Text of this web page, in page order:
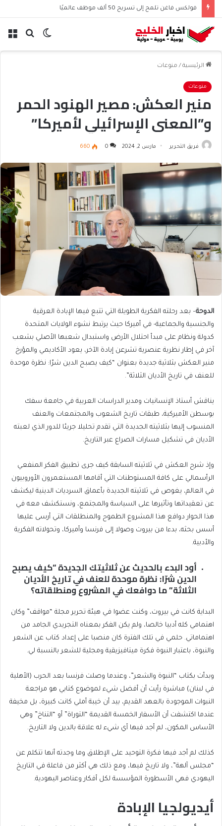
فولكس فاغن تلمح إلى تسريح 50 ألف موظف عالميًا
بحث الوضع
الرئيسية / منوعات
منوعات
منير العكش: مصير الهنود الحمر
و”المعنى الإسرائيلي لأميركا”
فريق التحرير مارس 2, 2024 0
660
الدوحة– بعد رحلته الفكرية الطويلة التي تتبع فيها الإبادة العرقية
والجنسية والجماعية- في أميركا حيث يرتبط نشوء الولايات المتحدة
كدولة ونظام على مبدأ احتلال الأرض واستبدال شعبها الأصلي بشعب
آخر في إطار نظرية عنصرية تشرعن إبادة الآخر، يعود الأكاديمي والمؤرخ
منير العكش بثلاثية جديدة بعنوان “كيف يصبح الدين شرّا: نظرة موحدة
للعنف في تاريخ الأديان الثلاثة”.
يناقش أستاذ الإنسانيات ومدير الدراسات العربية في جامعة سفك
بوسطن الأميركية، طبقات تاريخ الشعوب والمجتمعات والعنف
المنسوب إليها بثلاثيته الجديدة التي تقدم تحليلا جريئا للدور الذي لعبته
الأديان في تشكيل مسارات الصراع عبر التاريخ.
وإذ شرح العكش في ثلاثيته السابقة كيف جرى تطبيق الفكر المنفعي
الرأسمالي على كافة المستوطنات التي أقامها المستعمرون الأوروبيون
في العالم، يغوص في ثلاثيته الجديدة بأعماق السرديات الدينية ليكشف
عن تعقيداتها وتأثيرها على السياسة والمجتمع، ونستكشف معه في
هذا الحوار دوافع هذا المشروع الطموح والمنطلقات التي أرسى عليها
أسس بحثه، بدءا من بيروت وصولا إلى فرنسا وأميركا، وتحولاته الفكرية
والأدبية.
أود البدء بالحديث عن ثلاثيتك الجديدة “كيف يصبح
الدين شرّا: نظرة موحدة للعنف في تاريخ الأديان
الثلاثة” ما دوافعك في المشروع ومنطلقاته؟
البداية كانت في بيروت، وكنت عضوا في هيئة تحرير مجلة “مواقف” وكان
اهتمامي كله أدبيا خالصا، ولم يكن الفكر بمعناه التجريدي الجامد من
اهتماماتي. حلمي في تلك الفترة كان منصبا على إعداد كتاب عن الشعر
والنبوة، باعتبار النبوة فكرة ميتافيزيقية ومجلية للشعر بالنسبة لي.
وبدأت بكتاب “النبوة والشعر”، وعندما وصلت فرنسا بعد الحرب (الأهلية
في لبنان) مباشرة رأيت أن أفضل شيء لموضوع كتابي هو مراجعة
النبوات الموجودة بالعهد القديم، بيد أن خيبة أملي كانت كبيرة، بل مخيفة
عندما اكتشفت أن الأسفار الخمسة القديمة “التوراة” أو “التناخ” وهي
الأساس المكون، لم أجد فيها أي شيء له علاقة بالدين ولا التاريخ.
كذلك لم أجد فيها فكرة التوحيد على الإطلاق وما وجدته أنها تتكلم عن
“مجلس آلهة”، ولا تاريخ فيها، ومع ذلك هي أكثر من فاعلة في التاريخ
اليهودي فهي الأسطورة المؤسسة لكل أفكار وعناصر اليهودية.
أيديولجيا الإبادة